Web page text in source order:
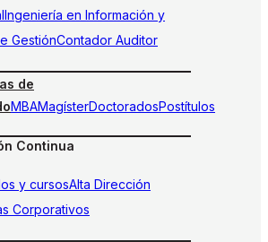
Ingeniería en Información y
GestiónContador Auditor
de
MBAMagísterDoctoradosPostítulos
Continua
y cursosAlta Dirección
Corporativos